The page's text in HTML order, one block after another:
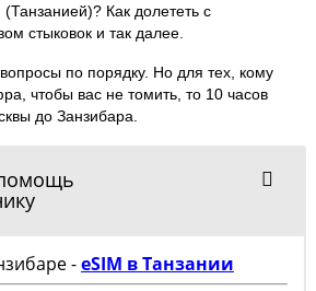
Как долететь с
стыковок и так далее.
по порядку. Но для тех, кому
чтобы вас не томить, то 10 часов
до Занзибара.
-eSIM в Танзании